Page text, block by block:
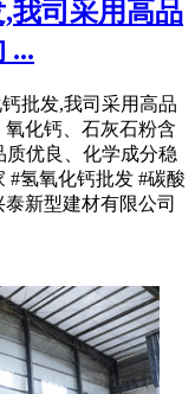
我司采用高品
...
批发,我司采用高品
化钙、石灰石粉含
质优良、化学成分稳
#氢氧化钙批发 #碳酸
新型建材有限公司